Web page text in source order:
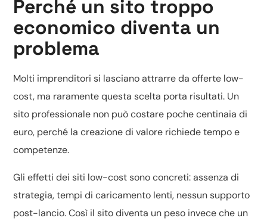
Perché un sito troppo
economico diventa un
problema
Molti imprenditori si lasciano attrarre da offerte low-
cost, ma raramente questa scelta porta risultati. Un
sito professionale non può costare poche centinaia di
euro, perché la creazione di valore richiede tempo e
competenze.
Gli effetti dei siti low-cost sono concreti: assenza di
strategia, tempi di caricamento lenti, nessun supporto
post-lancio. Così il sito diventa un peso invece che un